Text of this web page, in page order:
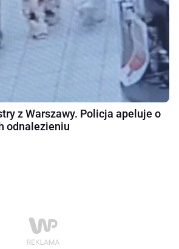
z Warszawy. Policja apeluje o
odnalezieniu